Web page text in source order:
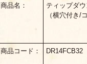
商品名：
ティップダ
（横穴付き/
商品コード： DR14FCB32